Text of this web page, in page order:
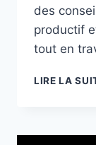
des
productif
tout en
LIRE LA